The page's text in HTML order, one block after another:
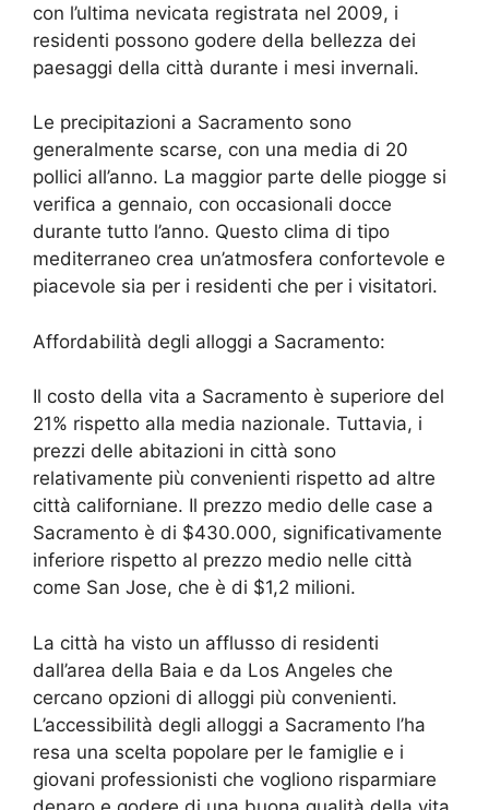
con l’ultima nevicata registrata nel 2009, i
residenti possono godere della bellezza dei
paesaggi della città durante i mesi invernali.
Le precipitazioni a Sacramento sono
generalmente scarse, con una media di 20
pollici all’anno. La maggior parte delle piogge si
verifica a gennaio, con occasionali docce
durante tutto l’anno. Questo clima di tipo
mediterraneo crea un’atmosfera confortevole e
piacevole sia per i residenti che per i visitatori.
Affordabilità degli alloggi a Sacramento:
Il costo della vita a Sacramento è superiore del
21% rispetto alla media nazionale. Tuttavia, i
prezzi delle abitazioni in città sono
relativamente più convenienti rispetto ad altre
città californiane. Il prezzo medio delle case a
Sacramento è di $430.000, significativamente
inferiore rispetto al prezzo medio nelle città
come San Jose, che è di $1,2 milioni.
La città ha visto un afflusso di residenti
dall’area della Baia e da Los Angeles che
cercano opzioni di alloggi più convenienti.
L’accessibilità degli alloggi a Sacramento l’ha
resa una scelta popolare per le famiglie e i
giovani professionisti che vogliono risparmiare